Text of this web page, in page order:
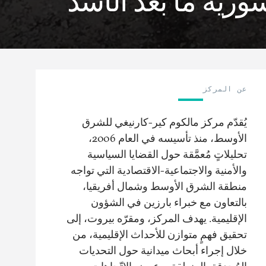
عن المركز
يُقدّم مركز مالكوم كير-كارنيغي للشرق
الأوسط، منذ تأسيسه في العام 2006،
تحليلاتٍ مُعمَّقة حول القضايا السياسية
والأمنية والاجتماعية-الاقتصادية التي تواجه
منطقة الشرق الأوسط وشمال أفريقيا،
بالتعاون مع خبراء بارزين في الشؤون
الإقليمية. يهدف المركز، ومقرّه بيروت، إلى
تحقيق فهمٍ متوازن للأحداث الإقليمية، من
خلال إجراء أبحاث ميدانية حول التحديات